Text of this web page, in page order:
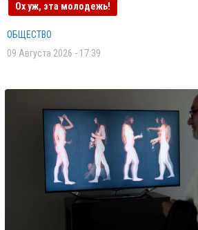
Ох уж, эта молодежь!
ОБЩЕСТВО
09 Августа 2026 - 17:39